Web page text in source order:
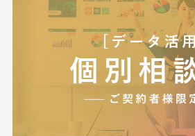
Cookieの規制が強まることで、
測ができないという事象によって
を行うことができなくなり、機会
います。このような時代に、デジ
において、何を求められるのでし